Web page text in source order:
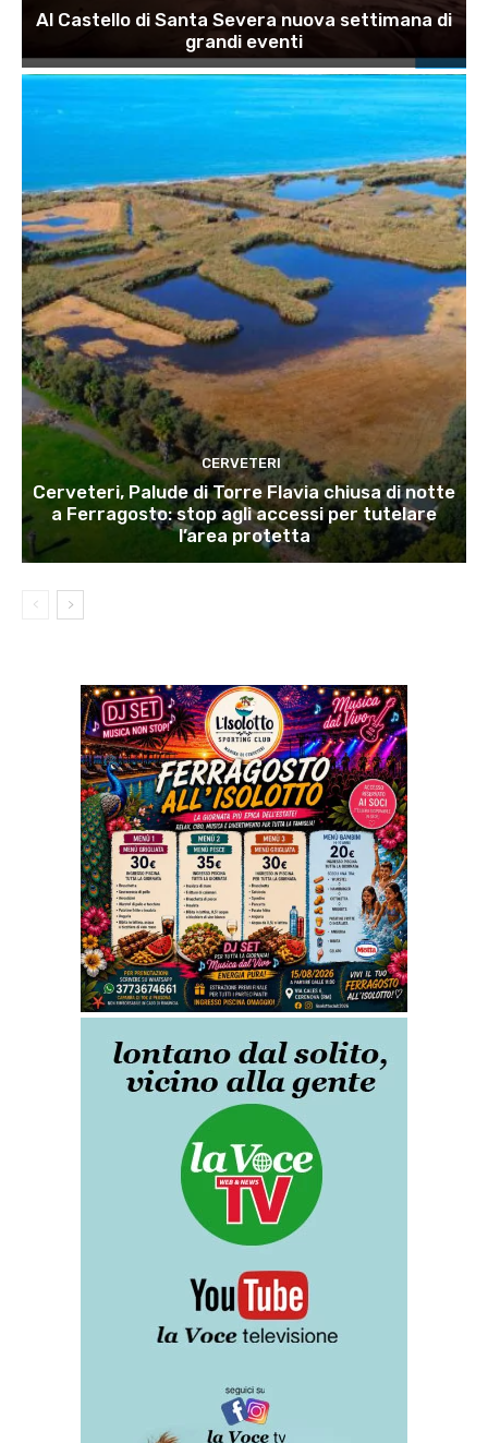
Al Castello di Santa Severa nuova settimana di
grandi eventi
CERVETERI
Cerveteri, Palude di Torre Flavia chiusa di notte
a Ferragosto: stop agli accessi per tutelare
l’area protetta